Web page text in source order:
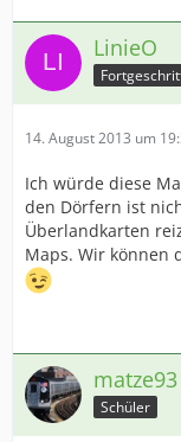
LinieO
14. August 2013 um
Ich würde diese
den Dörfern ist
Überlandkarten
Maps. Wir können
matze93
Schüler